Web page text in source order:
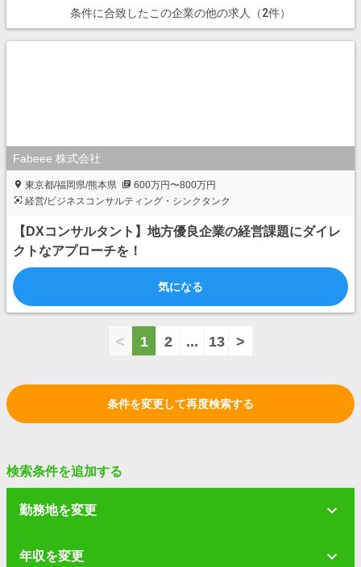
条件に合致したこの企業の他の求人（2件）
Fabeee 株式会社
東京都/福岡県/熊本県
600万円〜800万円
経営/ビジネスコンサルティング・シンクタンク
【DXコンサルタント】地方優良企業の経営課題にダイレ
クトなアプローチを！
気になる
< 1 2 ... 13 >
条件を変更して再度検索する
検索条件を追加する
勤務地を変更
年収を変更